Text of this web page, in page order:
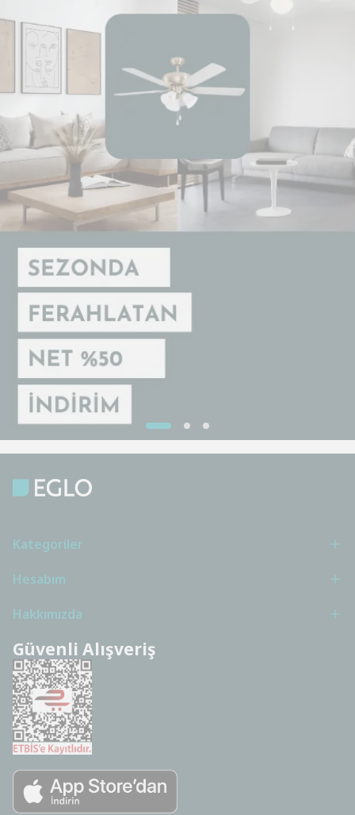
Kategoriler
Hesabım
Hakkımızda
Güvenli Alışveriş